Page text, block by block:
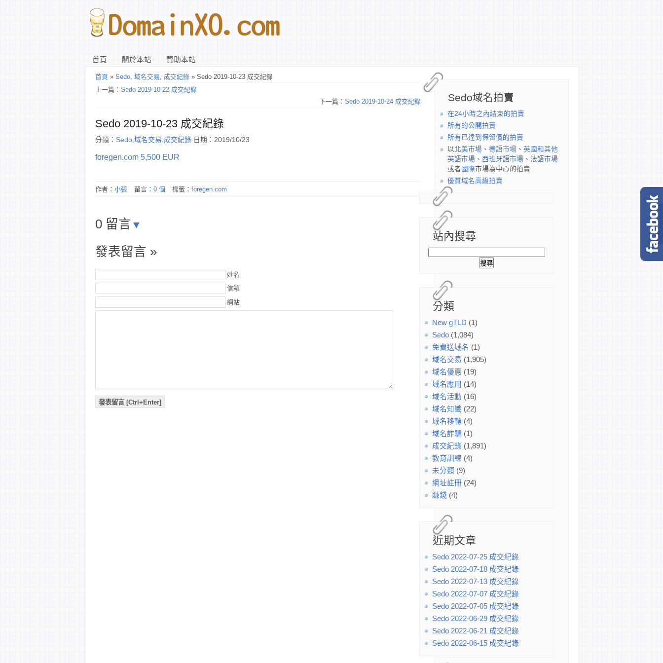
首頁 關於本站 贊助本站
Sedo域名拍賣
在24小時之內結束的拍賣
所有的公開拍賣
所有已達到保留價的拍賣
以北美市場 、 德語市場 、 英國和其他
英語市場 、 西班牙語市場 、 法語市場
或者 國際市場為中心的拍賣
優質域名高級拍賣
站內搜尋
分類
New gTLD (1)
Sedo (1,084)
免費送域名 (1)
域名交易 (1,905)
域名優惠 (19)
域名應用 (14)
域名活動 (16)
域名知識 (22)
域名移轉 (4)
域名詐騙 (1)
成交紀錄 (1,891)
教育訓練 (4)
未分類 (9)
網址註冊 (24)
賺錢 (4)
近期文章
Sedo 2022-07-25 成交紀錄
Sedo 2022-07-18 成交紀錄
Sedo 2022-07-13 成交紀錄
Sedo 2022-07-07 成交紀錄
Sedo 2022-07-05 成交紀錄
Sedo 2022-06-29 成交紀錄
Sedo 2022-06-21 成交紀錄
Sedo 2022-06-15 成交紀錄
首頁 » Sedo, 域名交易, 成交紀錄 » Sedo 2019-10-23 成交紀錄
上一篇： Sedo 2019-10-22 成交紀錄
下一篇： Sedo 2019-10-24 成交紀錄
Sedo 2019-10-23 成交紀錄
分類： Sedo,域名交易,成交紀錄 日期：2019/10/23
foregen.com 5,500 EUR
作者： 小張 留言： 0 個 標籤： foregen.com
0 留言 ▼
發表留言 »
姓名
信箱
網站